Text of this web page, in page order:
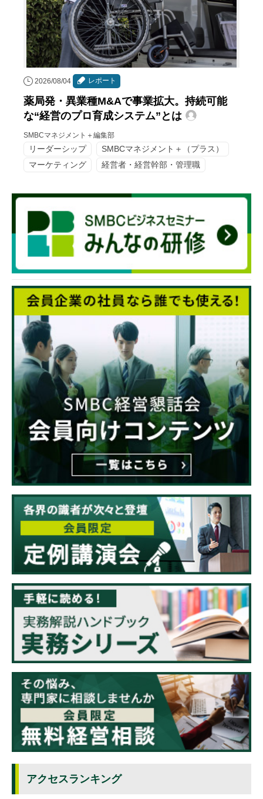
2026/08/04 レポート
薬局発・異業種M&Aで事業拡大。持続可能
な“経営のプロ育成システム”とは
SMBCマネジメント＋編集部
リーダーシップ
SMBCマネジメント＋（プラス）
マーケティング
経営者・経営幹部・管理職
アクセスランキング